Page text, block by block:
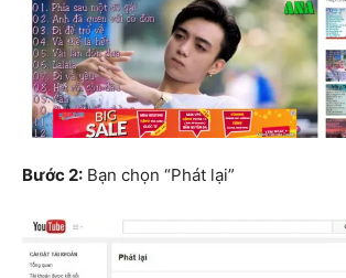
Bước 2: Bạn chọn “Phát lại”